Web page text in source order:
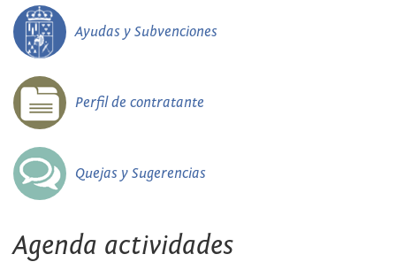
Ayudas y Subvenciones
Perfil de contratante
Quejas y Sugerencias
Agenda actividades